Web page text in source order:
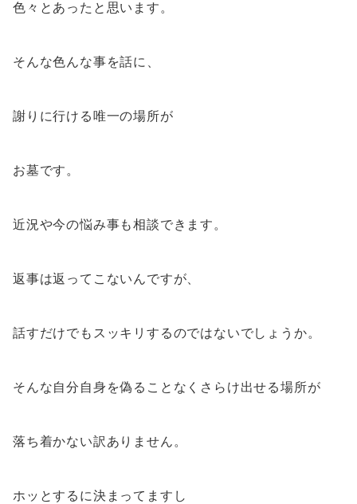
色々とあったと思います。
そんな色んな事を話に、
謝りに行ける唯一の場所が
お墓です。
近況や今の悩み事も相談できます。
返事は返ってこないんですが、
話すだけでもスッキリするのではないでしょうか。
そんな自分自身を偽ることなくさらけ出せる場所が
落ち着かない訳ありません。
ホッとするに決まってますし